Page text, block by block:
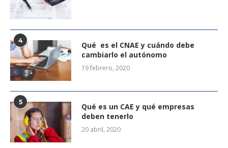
4
Qué es el CNAE y cuándo debe
cambiarlo el autónomo
19 febrero, 2020
5
Qué es un CAE y qué empresas
deben tenerlo
20 abril, 2020